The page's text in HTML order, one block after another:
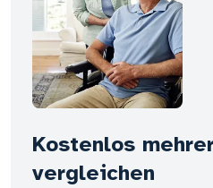
Kostenlos
vergleichen